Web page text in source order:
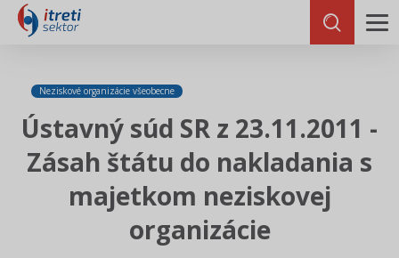
Neziskové organizácie všeobecne
Ústavný súd SR z 23.11.2011 -
Zásah štátu do nakladania s
majetkom neziskovej
organizácie